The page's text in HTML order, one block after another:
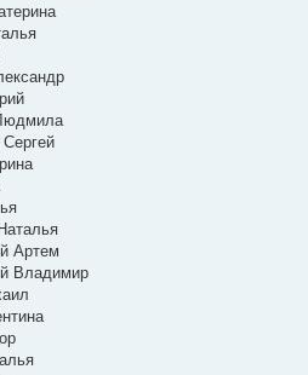
Артем
Владимир